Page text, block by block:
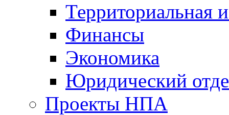
Территориальная
Финансы
Экономика
Юридический
Проекты НПА